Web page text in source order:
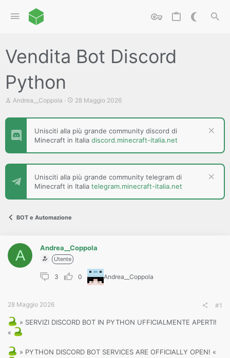
Vendita Bot Discord
Python
C
e
t
o
D
s
u
e
Andrea__Coppola
D
t
d
i
i
z
i
o
28 Maggio 2026
Unisciti alla più grande community discord di
Minecraft in Italia discord.minecraft-italia.net
Unisciti alla più grande community telegram di
Minecraft in Italia telegram.minecraft-italia.net
BOT e Automazione
A Andrea__Coppola
Utente
3 0 Andrea__Coppola
28 Maggio 2026 #1
» SERVIZI DISCORD BOT IN PYTHON UFFICIALMENTE APERTI!
«
» PYTHON DISCORD BOT SERVICES ARE OFFICIALLY OPEN! «